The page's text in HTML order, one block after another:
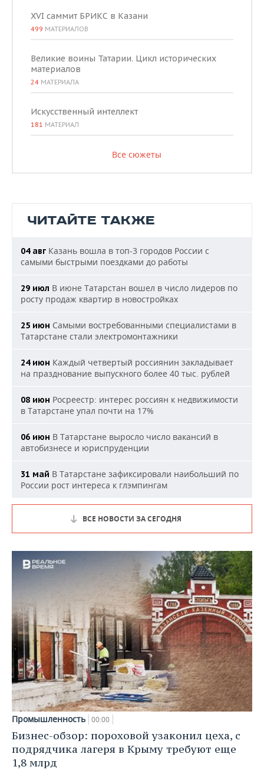
XVI саммит БРИКС в Казани
499 МАТЕРИАЛОВ
Великие воины Татарии. Цикл исторических
материалов
24 МАТЕРИАЛА
Искусственный интеллект
181 МАТЕРИАЛ
Все сюжеты
ЧИТАЙТЕ ТАКЖЕ
04 авг Казань вошла в топ-3 городов России с
самыми быстрыми поездками до работы
29 июл В июне Татарстан вошел в число лидеров по
росту продаж квартир в новостройках
25 июн Самыми востребованными специалистами в
Татарстане стали электромонтажники
24 июн Каждый четвертый россиянин закладывает
на празднование выпускного более 40 тыс. рублей
08 июн Росреестр: интерес россиян к недвижимости
в Татарстане упал почти на 17%
06 июн В Татарстане выросло число вакансий в
автобизнесе и юриспруденции
31 май В Татарстане зафиксировали наибольший по
России рост интереса к глэмпингам
ВСЕ НОВОСТИ ЗА СЕГОДНЯ
Промышленность 00:00
Бизнес-обзор: пороховой узаконил цеха, с
подрядчика лагеря в Крыму требуют еще
1,8 млрд